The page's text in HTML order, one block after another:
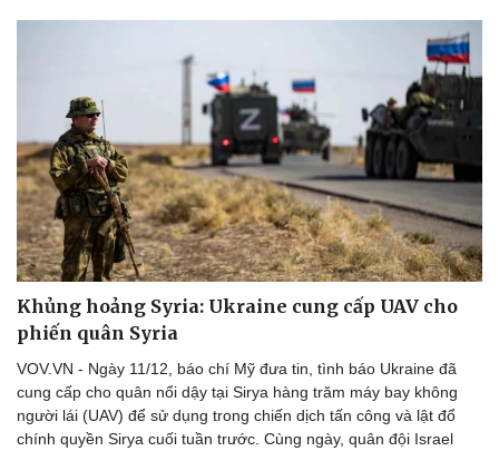
Khủng hoảng Syria: Ukraine cung cấp UAV cho
phiến quân Syria
VOV.VN - Ngày 11/12, báo chí Mỹ đưa tin, tình báo Ukraine đã
cung cấp cho quân nổi dậy tại Sirya hàng trăm máy bay không
người lái (UAV) để sử dụng trong chiến dịch tấn công và lật đổ
chính quyền Sirya cuối tuần trước. Cùng ngày, quân đội Israel